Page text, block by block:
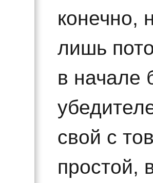
конечно,
лишь
в начале
свой с
простой,